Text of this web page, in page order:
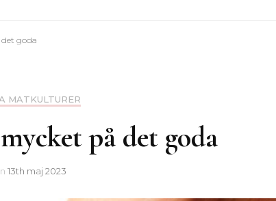
goda
MATKULTURER
på det goda
13th maj 2023